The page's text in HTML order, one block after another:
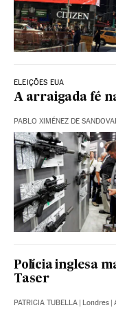
ELEIÇÕES EUA
A arraigada fé
PABLO XIMÉNEZ DE
Polícia inglesa
Taser
PATRICIA TUBELLA Londres